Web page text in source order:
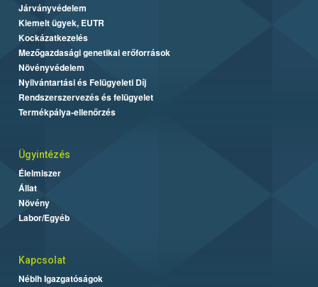
Járványvédelem
Kiemelt ügyek, EUTR
Kockázatkezelés
Mezőgazdasági genetikai erőforrások
Növényvédelem
Nyilvántartási és Felügyeleti Díj
Rendszerszervezés és felügyelet
Termékpálya-ellenőrzés
Ügyintézés
Élelmiszer
Állat
Növény
Labor/Egyéb
Kapcsolat
Nébih Igazgatóságok